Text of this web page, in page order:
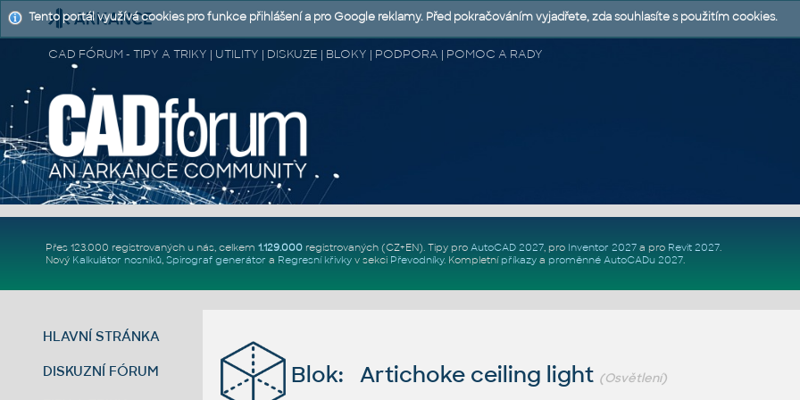
CAD FÓRUM - TIPY A TRIKY | UTILITY | DISKUZE | BLOKY | PODPORA | POMOC A RADY
Přes 123.000 registrovaných u nás, celkem 1.129.000registrovaných (CZ+EN). Tipy pro AutoCAD 2027, pro Inventor 2027a pro Revit 2027.
Nový Kalkulátor nosníků, Spirograf generátor a Regresní křivkyv sekci Převodníky. Kompletní příkazya proměnné AutoCADu 2027.
HLAVNÍ STRÁNKA
DISKUZNÍ FÓRUM Blok: Artichoke ceiling light (Osvětlení)
Tento portál využívá cookies pro funkce přihlášení a pro Google reklamy. Před pokračováním vyjadřete, zda souhlasíte s použitím cookies.